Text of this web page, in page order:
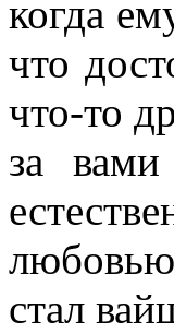
когда
что
что-то
за
стал